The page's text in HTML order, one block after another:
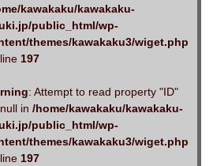
kawakaku/kawakaku-
public_html/wp-
themes/kawakaku3/wiget.php
197
: Attempt to read property "ID"
in /home/kawakaku/kawakaku-
public_html/wp-
themes/kawakaku3/wiget.php
197